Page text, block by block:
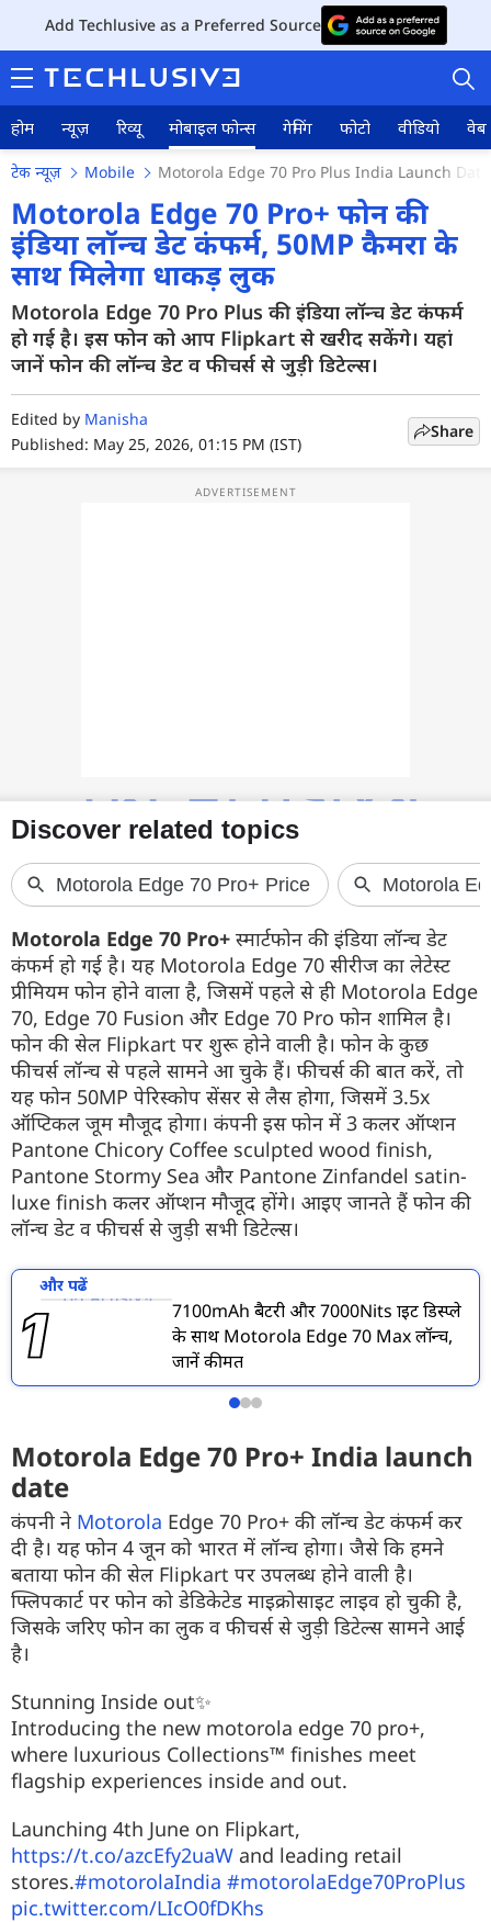
Add Techlusive as a Preferred Source
होम न्यूज़ रिव्यू मोबाइल फोन्स गेमिंग फोटो वीडियो वेब
होम
न्यूज़
रिव्यू
मोबाइल फोन्स
गेमिंग
टेक न्यूज़ Mobile Motorola Edge 70 Pro Plus India Launch
Motorola Edge 70 Pro+ फोन की
इंडिया लॉन्च डेट कंफर्म, 50MP कैमरा के
साथ मिलेगा धाकड़ लुक
Motorola Edge 70 Pro Plus की इंडिया लॉन्च डेट कंफर्म
हो गई है। इस फोन को आप Flipkart से खरीद सकेंगे। यहां
जानें फोन की लॉन्च डेट व फीचर्स से जुड़ी डिटेल्स।
Edited by Manisha
Published: May 25, 2026, 01:15 PM (IST)
Share
Motorola Edge 70 Pro+ स्मार्टफोन की इंडिया लॉन्च डेट
कंफर्म हो गई है। यह Motorola Edge 70 सीरीज का लेटेस्ट
प्रीमियम फोन होने वाला है, जिसमें पहले से ही Motorola Edge
70, Edge 70 Fusion और Edge 70 Pro फोन शामिल है।
फोन की सेल Flipkart पर शुरू होने वाली है। फोन के कुछ
फीचर्स लॉन्च से पहले सामने आ चुके हैं। फीचर्स की बात करें, तो
यह फोन 50MP पेरिस्कोप सेंसर से लैस होगा, जिसमें 3.5x
ऑप्टिकल जूम मौजूद होगा। कंपनी इस फोन में 3 कलर ऑप्शन
Pantone Chicory Coffee sculpted wood finish,
Pantone Stormy Sea और Pantone Zinfandel satin-
luxe finish कलर ऑप्शन मौजूद होंगे। आइए जानते हैं फोन की
लॉन्च डेट व फीचर्स से जुड़ी सभी डिटेल्स।
और पढें
7100mAh बैटरी और 7000Nits ब्राइट डिस्प्ले
के साथ Motorola Edge 70 Max लॉन्च,
जानें कीमत
Motorola Edge 70 Pro+ India launch
date
कंपनी ने Motorola Edge 70 Pro+ की लॉन्च डेट कंफर्म कर
दी है। यह फोन 4 जून को भारत में लॉन्च होगा। जैसे कि हमने
बताया फोन की सेल Flipkart पर उपलब्ध होने वाली है।
फ्लिपकार्ट पर फोन को डेडिकेटेड माइक्रोसाइट लाइव हो चुकी है,
जिसके जरिए फोन का लुक व फीचर्स से जुड़ी डिटेल्स सामने आई
है।
Stunning Inside out✨
Introducing the new motorola edge 70 pro+,
where luxurious Collections™️ finishes meet
flagship experiences inside and out.
Launching 4th June on Flipkart,
https://t.co/azcEfy2uaW and leading retail
stores.#motorolaIndia #motorolaEdge70ProPlus
pic.twitter.com/LIcO0fDKhs